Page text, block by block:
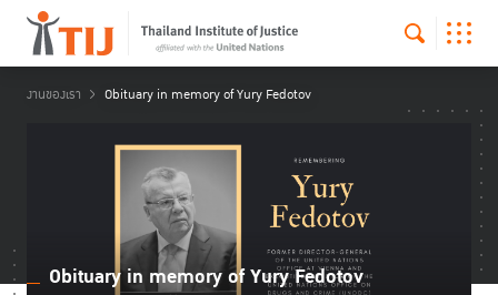
งานของเรา Obituary in memory of Yury Fedotov
Obituary in memory of Yury Fedotov